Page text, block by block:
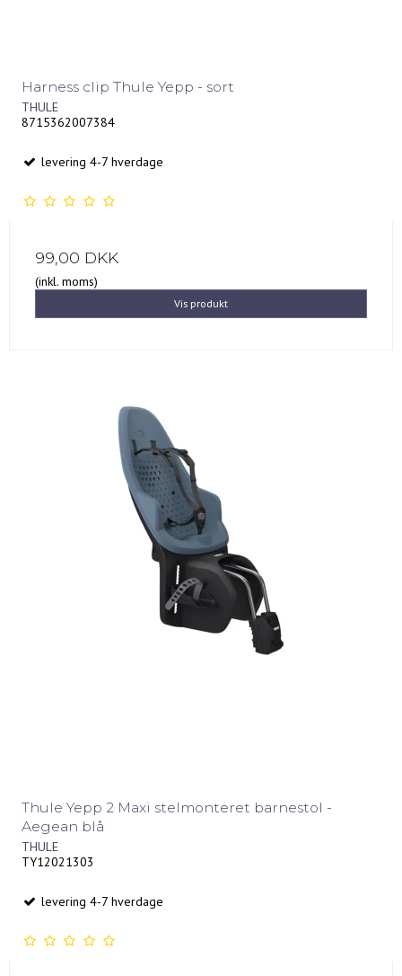
Harness clip Thule Yepp - sort
THULE
8715362007384
levering 4-7 hverdage
99,00 DKK
(inkl. moms)
Vis produkt
Thule Yepp 2 Maxi stelmonteret barnestol -
Aegean blå
THULE
TY12021303
levering 4-7 hverdage